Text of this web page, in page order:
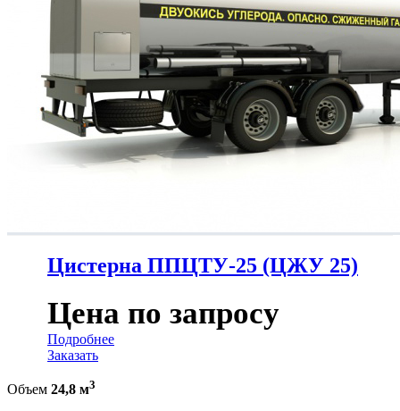
Цистерна ППЦТУ-25 (ЦЖУ 25)
Цена по запросу
Подробнее
Заказать
Объем 24,8 м3